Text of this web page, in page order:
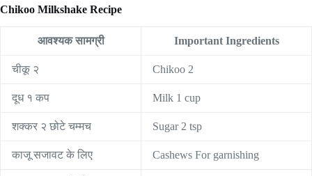
Chikoo Milkshake Recipe
आवश्यक सामग्री Important Ingredients
चीकू २ Chikoo 2
दूध १ कप Milk 1 cup
शक्कर २ छोटे चम्मच Sugar 2 tsp
काजू सजावट के लिए Cashews For garnishing